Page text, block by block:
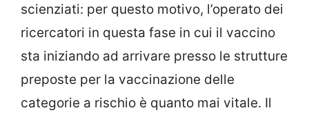
scienziati: per questo motivo, l’operato dei
ricercatori in questa fase in cui il vaccino
sta iniziando ad arrivare presso le strutture
preposte per la vaccinazione delle
categorie a rischio è quanto mai vitale. Il